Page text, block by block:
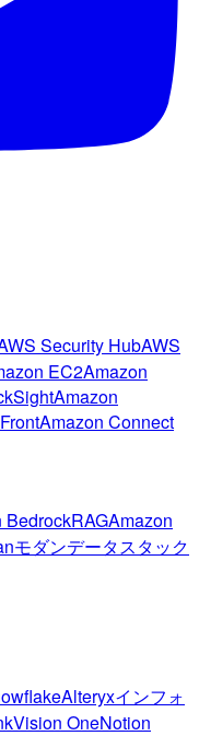
Security HubAWS
EC2Amazon
Amazon
Amazon Connect
BedrockRAGAmazon
モダンデータスタック
Alteryxインフォ
Vision OneNotion